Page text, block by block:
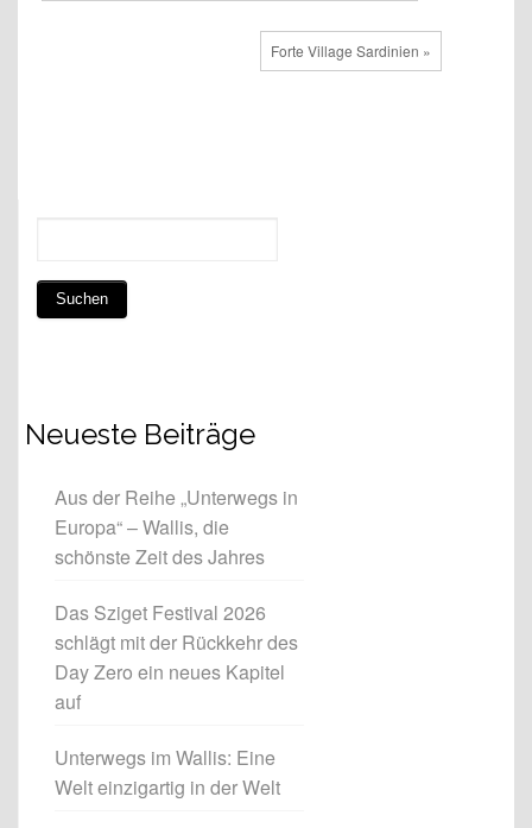
Forte Village Sardinien »
Neueste Beiträge
Aus der Reihe „Unterwegs in
Europa“ – Wallis, die
schönste Zeit des Jahres
Das Sziget Festival 2026
schlägt mit der Rückkehr des
Day Zero ein neues Kapitel
auf
Unterwegs im Wallis: Eine
Welt einzigartig in der Welt